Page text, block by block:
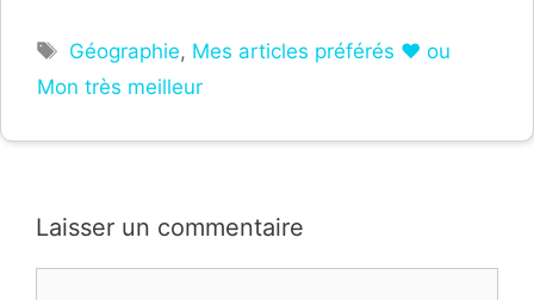
Étiquettes
Géographie, Mes articles préférés ❤ ou
Mon très meilleur
Laisser un commentaire